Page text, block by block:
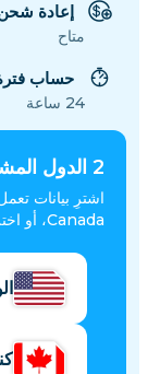
2 الدول
Canada، أو اختر بيانات مخصصة لدولة واحدة فقط.
إعادة
متاح
حساب
24 ساعة